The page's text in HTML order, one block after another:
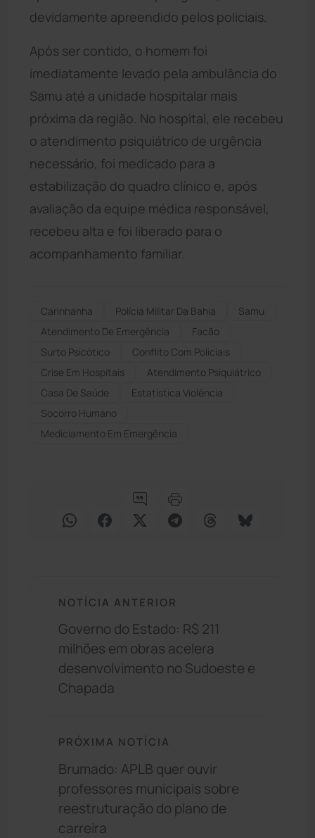
devidamente apreendido pelos policiais.
Após ser contido, o homem foi
imediatamente levado pela ambulância do
Samu até a unidade hospitalar mais
próxima da região. No hospital, ele recebeu
o atendimento psiquiátrico de urgência
necessário, foi medicado para a
estabilização do quadro clínico e, após
avaliação da equipe médica responsável,
recebeu alta e foi liberado para o
acompanhamento familiar.
Carinhanha Polícia Militar Da Bahia
Samu
Atendimento De Emergência
Facão
Surto Psicótico
Conflito Com Policiais
Crise Em Hospitais
Atendimento Psiquiátrico
Casa De Saúde
Estatística Violência
Socorro Humano
Mediciamento Em Emergência
NOTÍCIA ANTERIOR
Governo do Estado: R$ 211
milhões em obras acelera
desenvolvimento no Sudoeste e
Chapada
PRÓXIMA NOTÍCIA
Brumado: APLB quer ouvir
professores municipais sobre
reestruturação do plano de
carreira